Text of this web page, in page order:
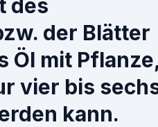
des
der Blätter
Öl mit
vier bis
kann.